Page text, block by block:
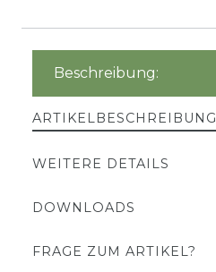
Beschreibung:
ARTIKELBESCHREIBUNG
WEITERE DETAILS
DOWNLOADS
FRAGE ZUM ARTIKEL?